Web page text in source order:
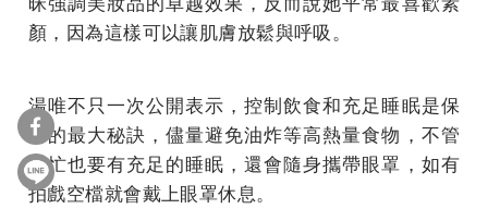
顏，因為這樣可以讓肌膚放鬆與呼吸。
湯唯不只一次公開表示，控制飲食和充足睡眠是保
養的最大秘訣，儘量避免油炸等高熱量食物，不管
多忙也要有充足的睡眠，還會隨身攜帶眼罩，如有
拍戲空檔就會戴上眼罩休息。